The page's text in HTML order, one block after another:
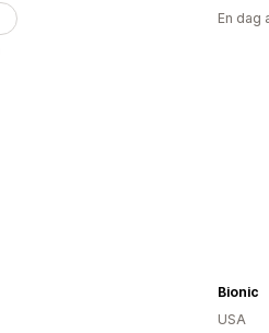
En dag
Bionic
USA